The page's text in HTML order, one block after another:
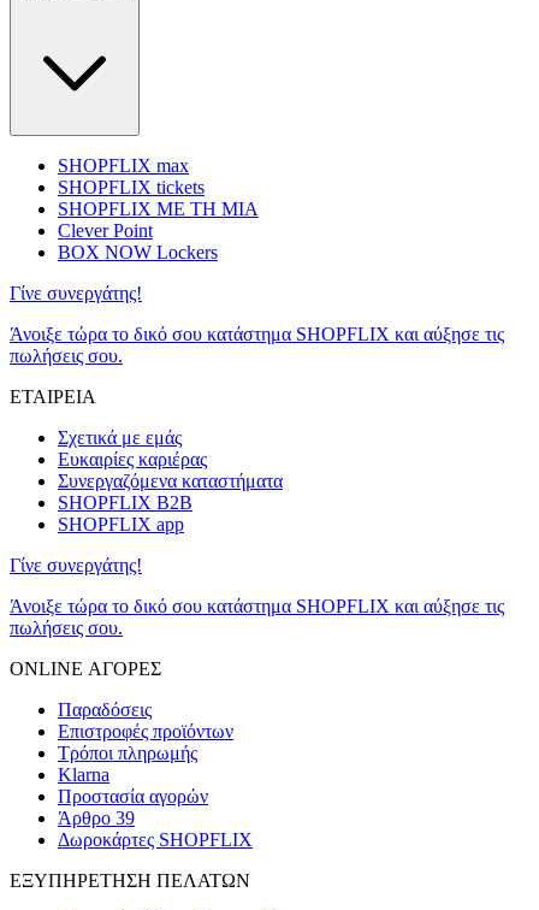
SHOPFLIX max
SHOPFLIX tickets
SHOPFLIX ΜΕ ΤΗ ΜΙΑ
Clever Point
BOX NOW Lockers
Γίνε συνεργάτης!
Άνοιξε τώρα το δικό σου κατάστημα SHOPFLIX και αύξησε τις
πωλήσεις σου.
ΕΤΑΙΡΕΙΑ
Σχετικά με εμάς
Ευκαιρίες καριέρας
Συνεργαζόμενα καταστήματα
SHOPFLIX B2B
SHOPFLIX app
Γίνε συνεργάτης!
Άνοιξε τώρα το δικό σου κατάστημα SHOPFLIX και αύξησε τις
πωλήσεις σου.
ONLINE ΑΓΟΡΕΣ
Παραδόσεις
Επιστροφές προϊόντων
Τρόποι πληρωμής
Klarna
Προστασία αγορών
Άρθρο 39
Δωροκάρτες SHOPFLIX
ΕΞΥΠΗΡΕΤΗΣΗ ΠΕΛΑΤΩΝ